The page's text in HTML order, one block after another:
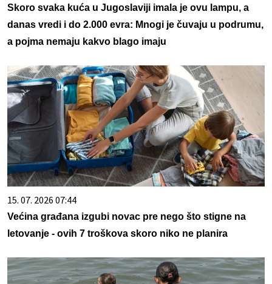
Skoro svaka kuća u Jugoslaviji imala je ovu lampu, a
danas vredi i do 2.000 evra: Mnogi je čuvaju u podrumu,
a pojma nemaju kakvo blago imaju
15. 07. 2026 07:44
Većina građana izgubi novac pre nego što stigne na
letovanje - ovih 7 troškova skoro niko ne planira